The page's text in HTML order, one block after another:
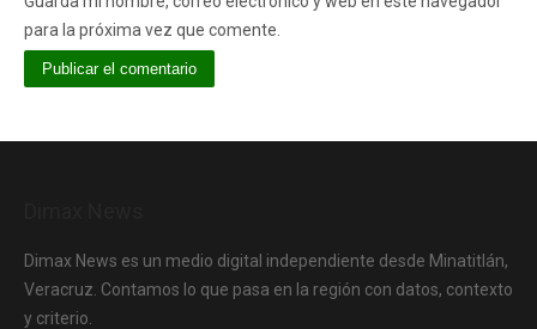
para la próxima vez que comente.
Dimax News es un medio digital independiente desde Minatitlán,
Veracruz. Contamos lo que pasa en la región con datos, contexto
y criterio.